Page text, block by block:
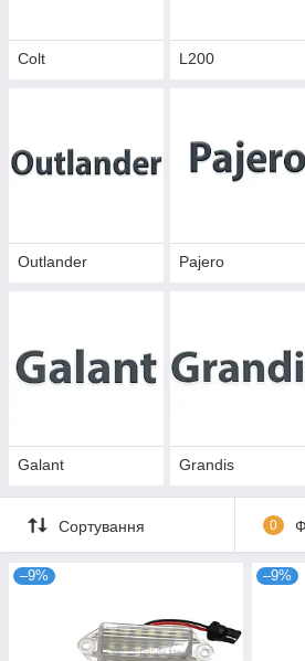
Colt L200
Outlander Pajero
Galant Grandis
Сортування 0
–9% –9%